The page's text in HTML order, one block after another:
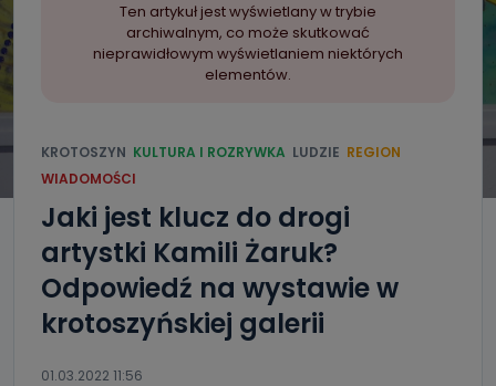
Ten artykuł jest wyświetlany w trybie
archiwalnym, co może skutkować
nieprawidłowym wyświetlaniem niektórych
elementów.
KROTOSZYN KULTURA I ROZRYWKA LUDZIE REGION
WIADOMOŚCI
Jaki jest klucz do drogi
artystki Kamili Żaruk?
Odpowiedź na wystawie w
krotoszyńskiej galerii
01.03.2022 11:56